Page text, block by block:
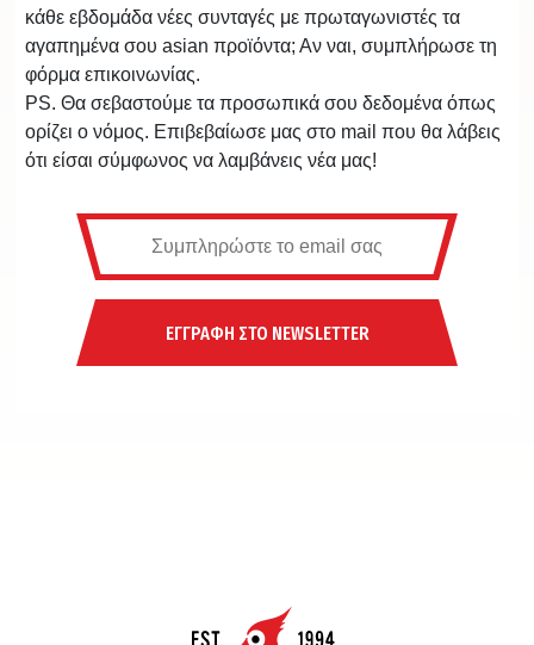
κάθε εβδομάδα νέες συνταγές με πρωταγωνιστές τα
αγαπημένα σου asian προϊόντα; Αν ναι, συμπλήρωσε τη
φόρμα επικοινωνίας.
PS. Θα σεβαστούμε τα προσωπικά σου δεδομένα όπως
ορίζει ο νόμος. Επιβεβαίωσε μας στο mail που θα λάβεις
ότι είσαι σύμφωνος να λαμβάνεις νέα μας!
ΕΓΓΡΑΦΗ ΣΤΟ NEWSLETTER